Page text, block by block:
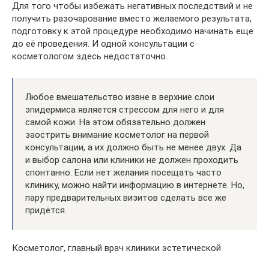
Для того чтобы избежать негативных последствий и не
получить разочарование вместо желаемого результата,
подготовку к этой процедуре необходимо начинать еще
до её проведения. И одной консультации с
косметологом здесь недостаточно.
Любое вмешательство извне в верхние слои
эпидермиса является стрессом для него и для
самой кожи. На этом обязательно должен
заострить внимание косметолог на первой
консультации, а их должно быть не менее двух. Да
и выбор салона или клиники не должен проходить
спонтанно. Если нет желания посещать часто
клинику, можно найти информацию в интернете. Но,
пару предварительных визитов сделать все же
придётся.
Косметолог, главный врач клиники эстетической